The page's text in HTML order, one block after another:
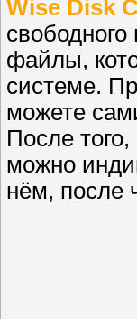
Wise Disk
файлы,
системе.
можете
После
можно
нём, после